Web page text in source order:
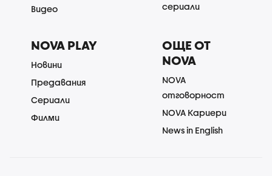
Видео
сериали
NOVA PLAY
Новини
Предавания
Сериали
Филми
ОЩЕ ОТ
NOVA
NOVA
отговорност
NOVA Кариери
News in English